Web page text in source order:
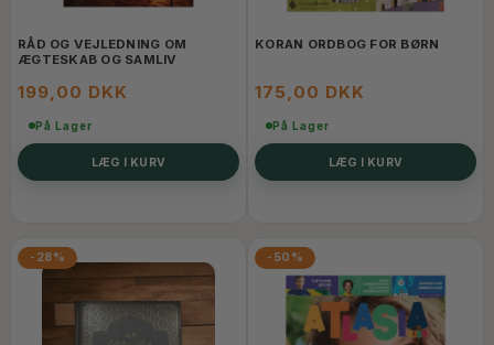
RÅD OG VEJLEDNING OM
ÆGTESKAB OG SAMLIV
199,00 DKK
På Lager
LÆG I KURV
KORAN ORDBOG FOR BØRN
175,00 DKK
På Lager
LÆG I KURV
-28% -50%